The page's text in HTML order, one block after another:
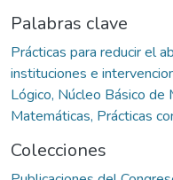
Palabras clave
Prácticas para reducir el
instituciones e
Lógico, Núcleo Básico de
Matemáticas, Prácticas
Colecciones